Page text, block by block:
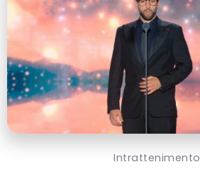
Intrattenimento